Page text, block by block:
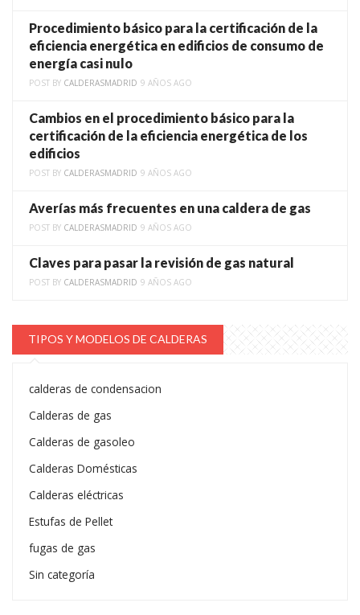
Procedimiento básico para la certificación de la
eficiencia energética en edificios de consumo de
energía casi nulo
POST BY CALDERASMADRID 9 AÑOS AGO
Cambios en el procedimiento básico para la
certificación de la eficiencia energética de los
edificios
POST BY CALDERASMADRID 9 AÑOS AGO
Averías más frecuentes en una caldera de gas
POST BY CALDERASMADRID 9 AÑOS AGO
Claves para pasar la revisión de gas natural
POST BY CALDERASMADRID 9 AÑOS AGO
TIPOS Y MODELOS DE CALDERAS
calderas de condensacion
Calderas de gas
Calderas de gasoleo
Calderas Domésticas
Calderas eléctricas
Estufas de Pellet
fugas de gas
Sin categoría